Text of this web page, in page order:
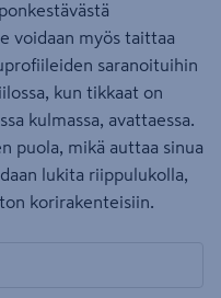
voidaan myös taittaa
saranoituihin
kun tikkaat on
kulmassa, avattaessa.
puola, mikä auttaa sinua
lukita riippulukolla,
korirakenteisiin.